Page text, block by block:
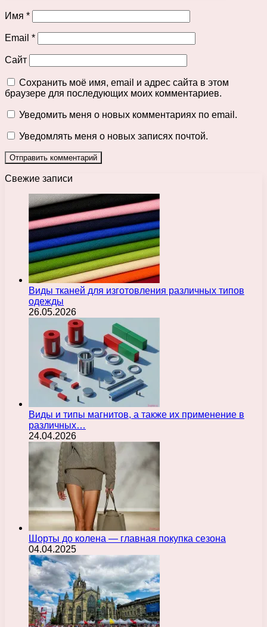
Имя *
Email *
Сайт
Сохранить моё имя, email и адрес сайта в этом
браузере для последующих моих комментариев.
Уведомить меня о новых комментариях по email.
Уведомлять меня о новых записях почтой.
Свежие записи
Виды тканей для изготовления различных типов
одежды
26.05.2026
Виды и типы магнитов, а также их применение в
различных…
24.04.2026
Шорты до колена — главная покупка сезона
04.04.2025